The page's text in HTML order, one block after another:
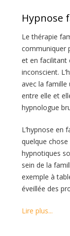
Hypnose
Le thérapie
communiquer
et en facilitant
inconscient.
avec la
entre elle et
hypnologue
L’hypnose en
quelque
hypnotiques
sein de la
exemple à
éveillée des
Lire plus...